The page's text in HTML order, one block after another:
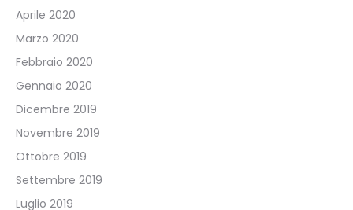
Aprile 2020
Marzo 2020
Febbraio 2020
Gennaio 2020
Dicembre 2019
Novembre 2019
Ottobre 2019
Settembre 2019
Luglio 2019